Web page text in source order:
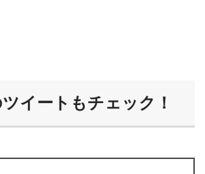
イートもチェック！